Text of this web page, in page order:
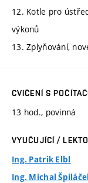
12. Kotle pro
výkonů
13. Zplyňování,
CVIČENÍ S
13 hod., povinná
VYUČUJÍCÍ /
Ing. Patrik Elbl
Ing. Michal